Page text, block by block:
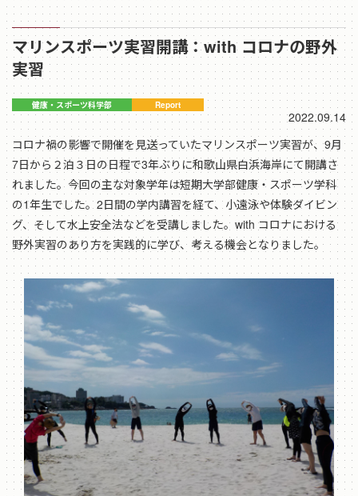
マリンスポーツ実習開講：with コロナの野外
実習
2022.09.14
コロナ禍の影響で開催を見送っていたマリンスポーツ実習が、9月
7日から２泊３日の日程で3年ぶりに和歌山県白浜海岸にて開講さ
れました。今回の主な対象学年は短期大学部健康・スポーツ学科
の1年生でした。2日間の学内講習を経て、小遠泳や体験ダイビン
グ、そして水上安全法などを受講しました。with コロナにおける
野外実習のあり方を実践的に学び、考える機会となりました。